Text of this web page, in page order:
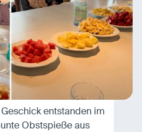
entstanden im
Obstspieße aus